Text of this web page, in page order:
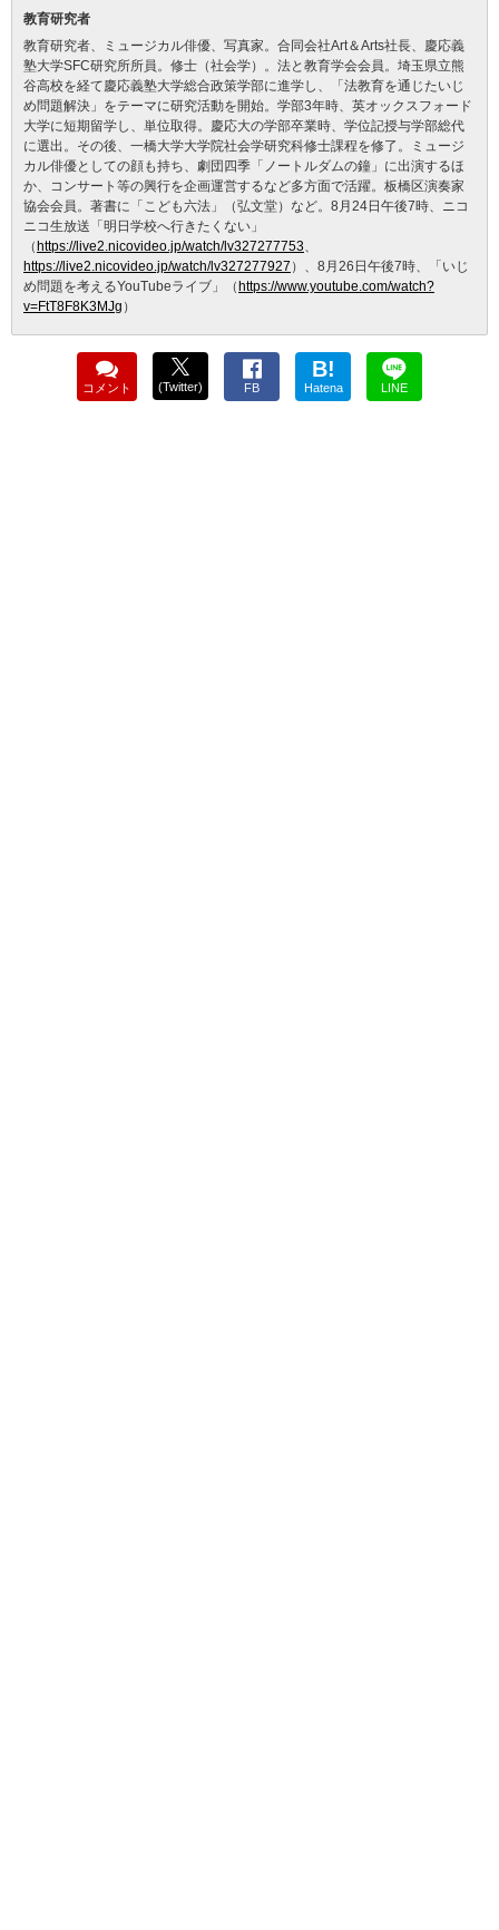
教育研究者
教育研究者、ミュージカル俳優、写真家。合同会社Art＆Arts社長、慶応義
塾大学SFC研究所所員。修士（社会学）。法と教育学会会員。埼玉県立熊
谷高校を経て慶応義塾大学総合政策学部に進学し、「法教育を通じたいじ
め問題解決」をテーマに研究活動を開始。学部3年時、英オックスフォード
大学に短期留学し、単位取得。慶応大の学部卒業時、学位記授与学部総代
に選出。その後、一橋大学大学院社会学研究科修士課程を修了。ミュージ
カル俳優としての顔も持ち、劇団四季「ノートルダムの鐘」に出演するほ
か、コンサート等の興行を企画運営するなど多方面で活躍。板橋区演奏家
協会会員。著書に「こども六法」（弘文堂）など。8月24日午後7時、ニコ
ニコ生放送「明日学校へ行きたくない」
（ https://live2.nicovideo.jp/watch/lv327277753、
https://live2.nicovideo.jp/watch/lv327277927 ）、8月26日午後7時、「いじ
め問題を考えるYouTubeライブ」（ https://www.youtube.com/watch?
v=FtT8F8K3MJg ）
コメント (Twitter) FB
B!
Hatena LINE